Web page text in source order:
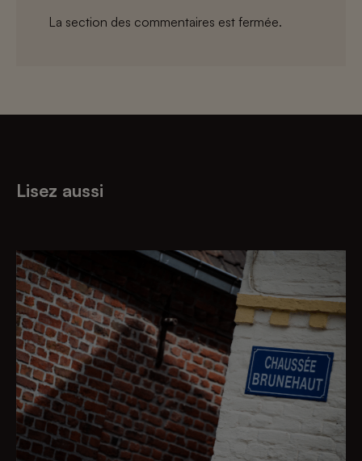
La section des commentaires est fermée.
Lisez aussi